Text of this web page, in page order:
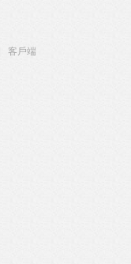
客戶端